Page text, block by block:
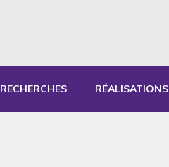
RECHERCHES RÉALISATIONS